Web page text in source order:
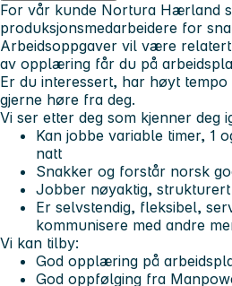
For vår kunde Nortura Hærland
produksjonsmedarbeidere for
Arbeidsoppgaver vil være
av opplæring får du på
Er du interessert, har høyt
gjerne høre fra deg.
Vi ser etter deg som kjenner deg
Kan jobbe variable timer, 1
natt
Snakker og forstår norsk
Jobber nøyaktig, strukturert
Er selvstendig, fleksibel,
kommunisere med andre
Vi kan tilby:
God opplæring på
God oppfølging fra